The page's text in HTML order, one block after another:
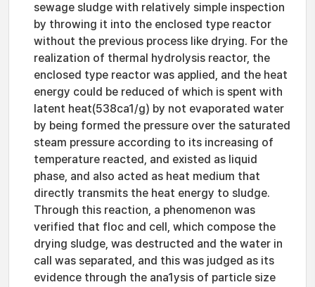
sewage sludge with relatively simple inspection
by throwing it into the enclosed type reactor
without the previous process like drying. For the
realization of thermal hydrolysis reactor, the
enclosed type reactor was applied, and the heat
energy could be reduced of which is spent with
latent heat(538ca1/g) by not evaporated water
by being formed the pressure over the saturated
steam pressure according to its increasing of
temperature reacted, and existed as liquid
phase, and also acted as heat medium that
directly transmits the heat energy to sludge.
Through this reaction, a phenomenon was
verified that floc and cell, which compose the
drying sludge, was destructed and the water in
call was separated, and this was judged as its
evidence through the ana1ysis of particle size